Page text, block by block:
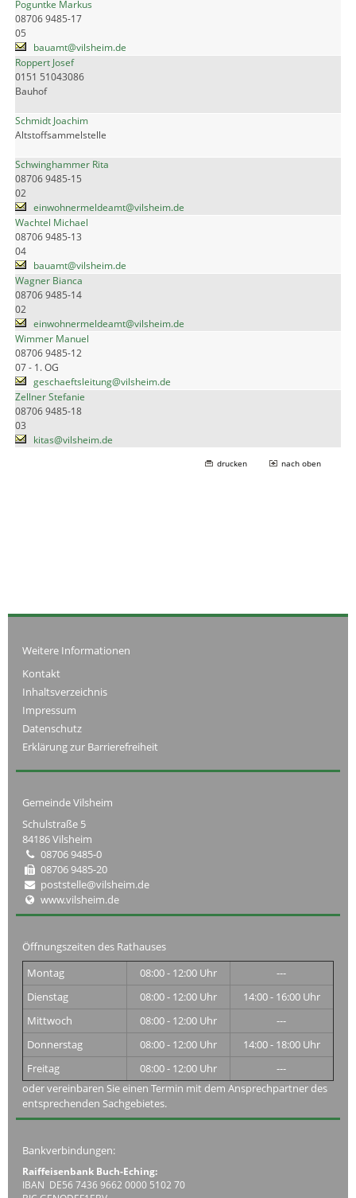
Poguntke Markus
08706 9485-17
05
bauamt@vilsheim.de
Roppert Josef
0151 51043086
Bauhof
Schmidt Joachim
Altstoffsammelstelle
Schwinghammer Rita
08706 9485-15
02
einwohnermeldeamt@vilsheim.de
Wachtel Michael
08706 9485-13
04
bauamt@vilsheim.de
Wagner Bianca
08706 9485-14
02
einwohnermeldeamt@vilsheim.de
Wimmer Manuel
08706 9485-12
07 - 1. OG
geschaeftsleitung@vilsheim.de
Zellner Stefanie
08706 9485-18
03
kitas@vilsheim.de
drucken nach oben
Weitere Informationen
Kontakt
Inhaltsverzeichnis
Impressum
Datenschutz
Erklärung zur Barrierefreiheit
Gemeinde Vilsheim
Schulstraße 5
84186 Vilsheim
08706 9485-0
08706 9485-20
poststelle@vilsheim.de
www.vilsheim.de
Öffnungszeiten des Rathauses
Montag
08:00 - 12:00 Uhr
---
Dienstag
08:00 - 12:00 Uhr
14:00 - 16:00 Uhr
Mittwoch
08:00 - 12:00 Uhr
---
Donnerstag
08:00 - 12:00 Uhr
14:00 - 18:00 Uhr
Freitag
08:00 - 12:00 Uhr
---
oder vereinbaren Sie einen Termin mit dem Ansprechpartner des
entsprechenden Sachgebietes.
Bankverbindungen:
Raiffeisenbank Buch-Eching:
IBAN DE56 7436 9662 0000 5102 70